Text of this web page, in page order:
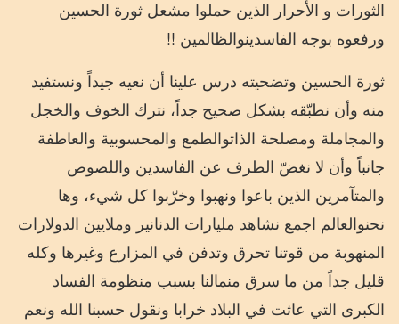
الثورات و الأحرار الذين حملوا مشعل ثورة الحسين
ورفعوه بوجه الفاسدينوالظالمين !!
ثورة الحسين وتضحيته درس علينا أن نعيه جيداً ونستفيد
منه وأن نطبّقه بشكل صحيح جداً، نترك الخوف والخجل
والمجاملة ومصلحة الذاتوالطمع والمحسوبية والعاطفة
جانباً وأن لا نغضّ الطرف عن الفاسدين واللصوص
والمتآمرين الذين باعوا ونهبوا وخرّبوا كل شيء، وها
نحنوالعالم اجمع نشاهد مليارات الدنانير وملايين الدولارات
المنهوبة من قوتنا تحرق وتدفن في المزارع وغيرها وكله
قليل جداً من ما سرق منمالنا بسبب منظومة الفساد
الكبرى التي عاثت في البلاد خرابا ونقول حسبنا الله ونعم